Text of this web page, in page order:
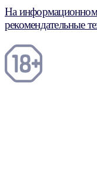
На информационном
рекомендательные